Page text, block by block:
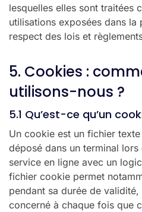
lesquelles elles sont traitées
utilisations exposées dans la
respect des lois et
5. Cookies :
utilisons-nous ?
5.1 Qu’est-ce qu’un
Un cookie est un fichier texte
déposé dans un terminal lors
service en ligne avec un
fichier cookie permet
pendant sa durée de
concerné à chaque fois que